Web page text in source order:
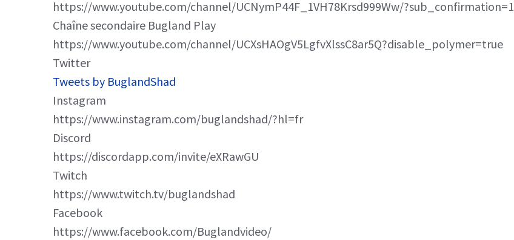
https://www.youtube.com/channel/UCNymP44F_1VH78Krsd999Ww/?sub_confirmation=1
Chaîne secondaire Bugland Play
https://www.youtube.com/channel/UCXsHAOgV5LgfvXlssC8ar5Q?disable_polymer=true
Twitter
Tweets by BuglandShad
Instagram
https://www.instagram.com/buglandshad/?hl=fr
Discord
https://discordapp.com/invite/eXRawGU
Twitch
https://www.twitch.tv/buglandshad
Facebook
https://www.facebook.com/Buglandvideo/